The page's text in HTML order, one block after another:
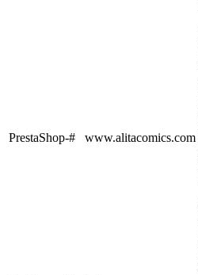
PrestaShop-# www.alitacomics.com